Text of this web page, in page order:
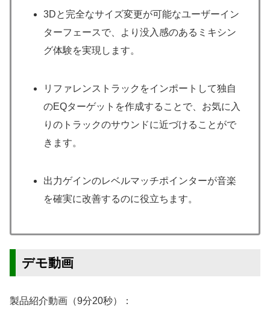
3Dと完全なサイズ変更が可能なユーザーイン
ターフェースで、より没入感のあるミキシン
グ体験を実現します。
リファレンストラックをインポートして独自
のEQターゲットを作成することで、お気に入
りのトラックのサウンドに近づけることがで
きます。
出力ゲインのレベルマッチポインターが音楽
を確実に改善するのに役立ちます。
デモ動画
製品紹介動画（9分20秒）：